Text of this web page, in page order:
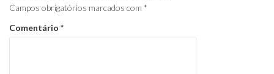
Campos obrigatórios marcados com *
Comentário *